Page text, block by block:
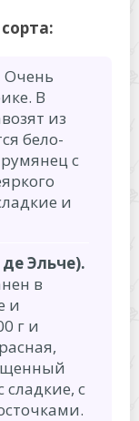
Очень
В
из
бело-
с
и
Эльче).
в
и
г и
сладкие, с